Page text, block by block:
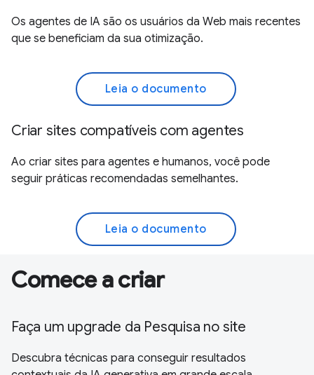
Os agentes de IA são os usuários da Web mais recentes
que se beneficiam da sua otimização.
Leia o documento
Criar sites compatíveis com agentes
Ao criar sites para agentes e humanos, você pode
seguir práticas recomendadas semelhantes.
Leia o documento
Comece a criar
Faça um upgrade da Pesquisa no site
Descubra técnicas para conseguir resultados